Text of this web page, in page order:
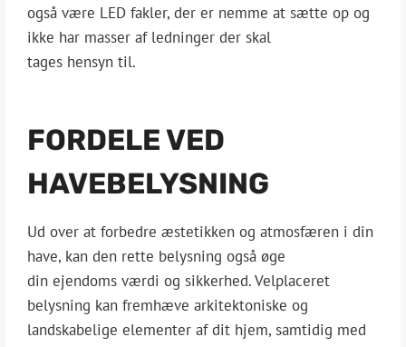
også være LED fakler, der er nemme at sætte op og
ikke har masser af ledninger der skal
tages hensyn til.
FORDELE VED
HAVEBELYSNING
Ud over at forbedre æstetikken og atmosfæren i din
have, kan den rette belysning også øge
din ejendoms værdi og sikkerhed. Velplaceret
belysning kan fremhæve arkitektoniske og
landskabelige elementer af dit hjem, samtidig med